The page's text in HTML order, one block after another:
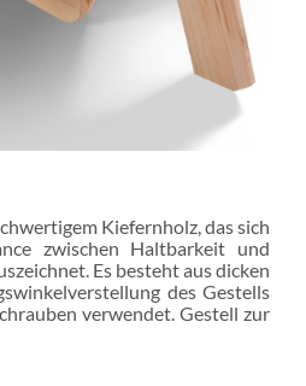
Kiefernholz, das sich
zwischen Haltbarkeit und
Es besteht aus dicken
des Gestells
verwendet. Gestell zur